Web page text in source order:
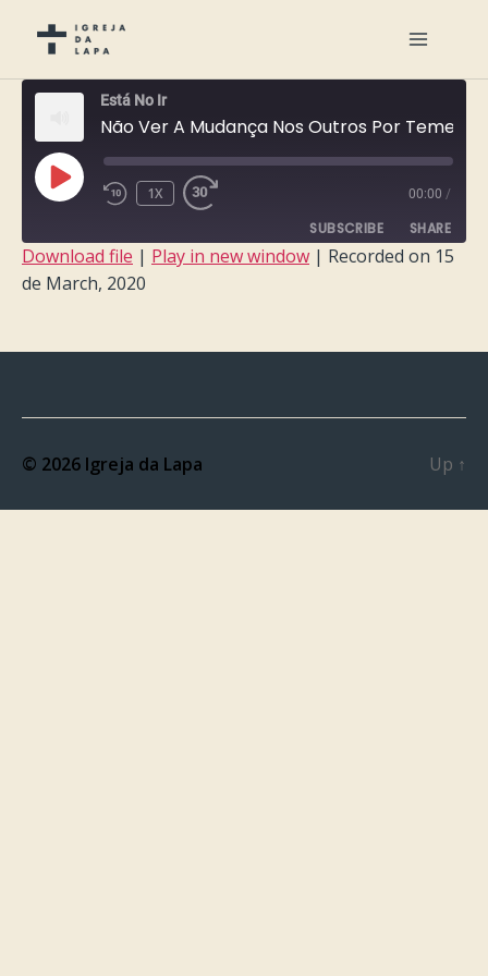
Está No Ir
PLAY
EPISODE
1X 00:00 /
SUBSCRIBE SHARE
SHARE
Download file | Play in new window | Recorded on 15
de March, 2020
© 2026 Igreja da Lapa Up ↑